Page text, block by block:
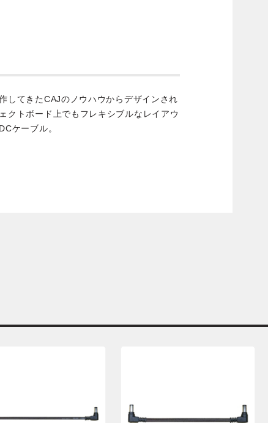
してきたCAJのノウハウからデザインされ
クトボード上でもフレキシブルなレイアウ
ケーブル。